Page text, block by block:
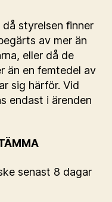
styrelsen finner
av mer än
eller då de
än en femtedel av
sig härför. Vid
endast i ärenden
senast 8 dagar